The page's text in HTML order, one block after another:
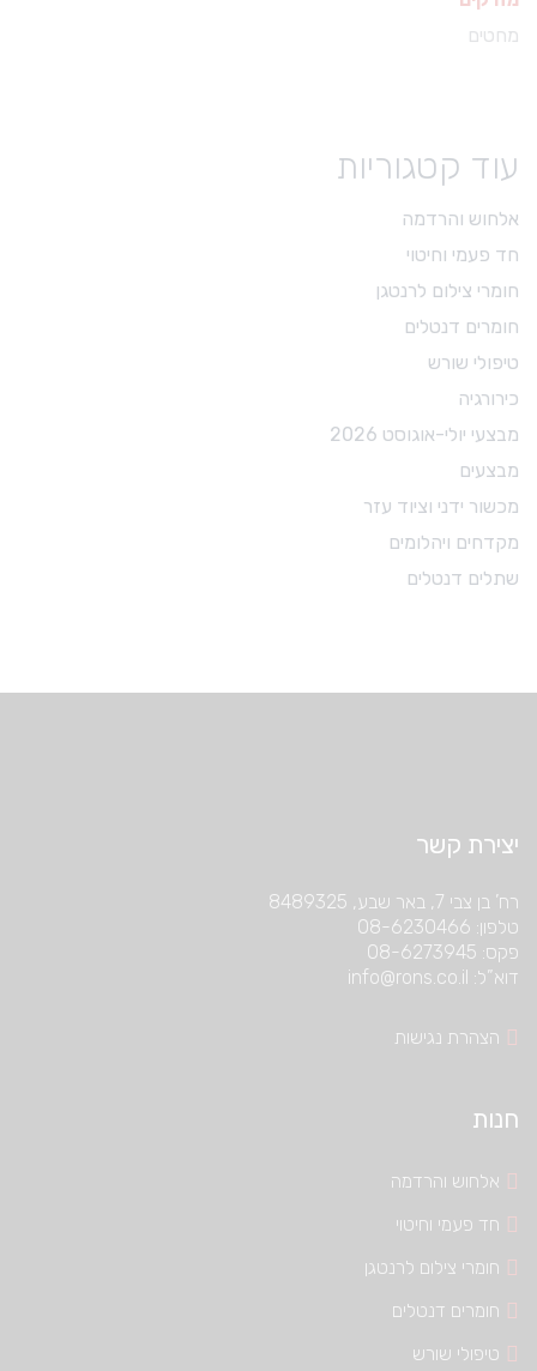
מחטים
עוד קטגוריות
אלחוש והרדמה
חד פעמי וחיטוי
חומרי צילום לרנטגן
חומרים דנטלים
טיפולי שורש
כירורגיה
מבצעי יולי-אוגוסט 2026
מבצעים
מכשור ידני וציוד עזר
מקדחים ויהלומים
שתלים דנטלים
יצירת קשר
רח’ בן צבי 7, באר שבע, 8489325
טלפון: 08-6230466
פקס: 08-6273945
דוא”ל: info@rons.co.il
הצהרת נגישות
חנות
אלחוש והרדמה
חד פעמי וחיטוי
חומרי צילום לרנטגן
חומרים דנטלים
טיפולי שורש